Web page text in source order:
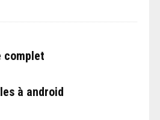
complet
à android